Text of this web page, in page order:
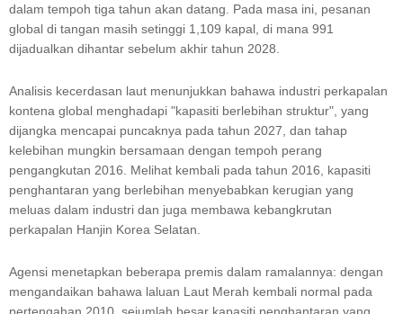
dalam tempoh tiga tahun akan datang. Pada masa ini, pesanan
global di tangan masih setinggi 1,109 kapal, di mana 991
dijadualkan dihantar sebelum akhir tahun 2028.
Analisis kecerdasan laut menunjukkan bahawa industri perkapalan
kontena global menghadapi "kapasiti berlebihan struktur", yang
dijangka mencapai puncaknya pada tahun 2027, dan tahap
kelebihan mungkin bersamaan dengan tempoh perang
pengangkutan 2016. Melihat kembali pada tahun 2016, kapasiti
penghantaran yang berlebihan menyebabkan kerugian yang
meluas dalam industri dan juga membawa kebangkrutan
perkapalan Hanjin Korea Selatan.
Agensi menetapkan beberapa premis dalam ramalannya: dengan
mengandaikan bahawa laluan Laut Merah kembali normal pada